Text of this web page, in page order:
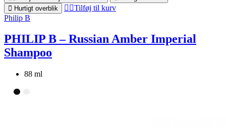
Hurtigt overblik
Tilføj til kurv
Philip B
PHILIP B – Russian Amber Imperial
Shampoo
88 ml